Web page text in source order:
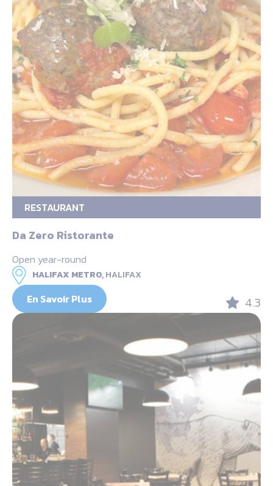
RESTAURANT
Da Zero Ristorante
Open year-round
HALIFAX METRO,HALIFAX
En Savoir Plus 4.3